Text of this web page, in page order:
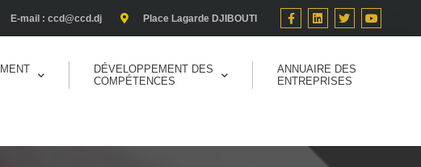
E-mail : ccd@ccd.dj Place Lagarde DJIBOUTI
DÉVELOPPEMENT DES
COMPÉTENCES
ANNUAIRE DES
ENTREPRISES